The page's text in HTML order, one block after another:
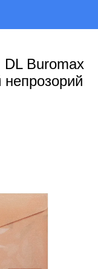
DL Buromax